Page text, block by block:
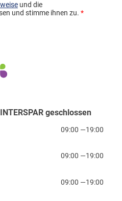
INTERSPAR geschlossen
09:00 —19:00
09:00 —19:00
09:00 —19:00